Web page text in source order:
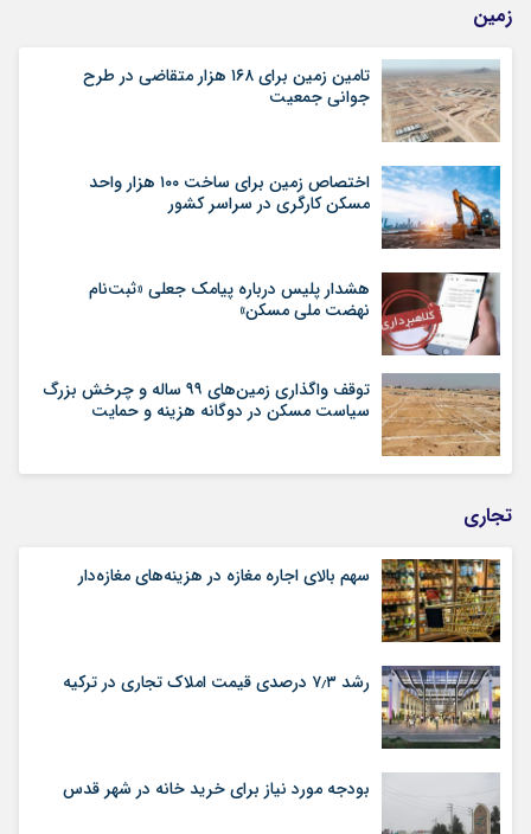
زمین
تامین زمین برای ۱۶۸ هزار متقاضی در طرح
جوانی جمعیت
اختصاص زمین برای ساخت ۱۰۰ هزار واحد
مسکن کارگری در سراسر کشور
هشدار پلیس درباره پیامک جعلی «ثبت‌نام
نهضت ملی مسکن»
توقف واگذاری زمین‌های ۹۹ ساله و چرخش بزرگ
سیاست مسکن در دوگانه هزینه و حمایت
تجاری
سهم بالای اجاره‌‌ مغازه در هزینه‌‌های مغازه‌‌دار
رشد ۷٫۳ درصدی قیمت‌ املاک تجاری در ترکیه
بودجه مورد نیاز برای خرید خانه در شهر قدس